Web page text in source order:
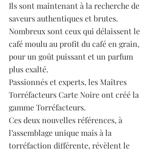
Ils sont maintenant à la recherche de
saveurs authentiques et brutes.
Nombreux sont ceux qui délaissent le
café moulu au profit du café en grain,
pour un goût puissant et un parfum
plus exalté.
Passionnés et experts, les Maîtres
Torréfacteurs Carte Noire ont créé la
gamme Torréfacteurs.
Ces deux nouvelles références, à
l’assemblage unique mais à la
torréfaction différente, révèlent le